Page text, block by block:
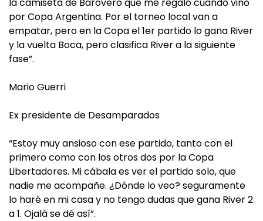
por Copa Argentina. Por el torneo local van a
empatar, pero en la Copa el 1er partido lo gana River
y la vuelta Boca, pero clasifica River a la siguiente
fase”.
Mario Guerri
Ex presidente de Desamparados
“Estoy muy ansioso con ese partido, tanto con el
primero como con los otros dos por la Copa
Libertadores. Mi cábala es ver el partido solo, que
nadie me acompañe. ¿Dónde lo veo? seguramente
lo haré en mi casa y no tengo dudas que gana River 2
a 1. Ojalá se dé así”.